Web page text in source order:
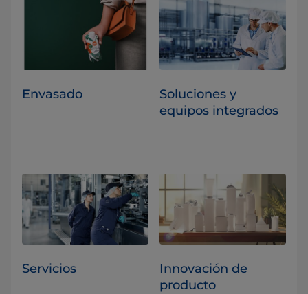
Envasado
Soluciones y
equipos integrados
Servicios
Innovación de
producto